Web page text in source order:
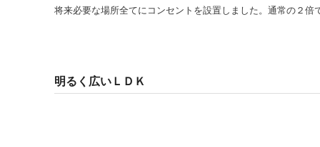
将来必要な場所全てにコンセントを設置しました。通常の２倍
明るく広いＬＤＫ